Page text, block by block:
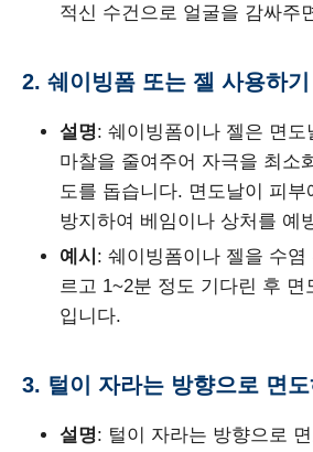
적신 수건으로 얼굴을 감싸주
2. 쉐이빙폼 또는 젤 사용하기
설명: 쉐이빙폼이나 젤은 면도
마찰을 줄여주어 자극을 최소
도를 돕습니다. 면도날이 피
방지하여 베임이나 상처를 예
예시 : 쉐이빙폼이나 젤을 수
르고 1~2분 정도 기다린 후 면
입니다.
3. 털이 자라는 방향으로 면도
설명: 털이 자라는 방향으로